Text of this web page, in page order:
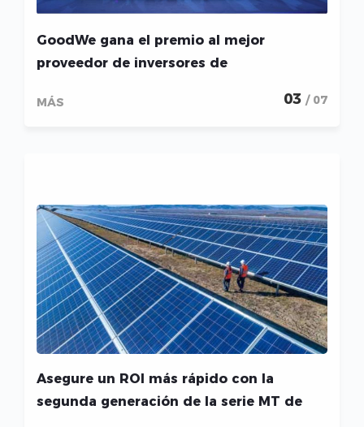
GoodWe gana el premio al mejor
proveedor de inversores de
MÁS 03 / 07
Asegure un ROI más rápido con la
segunda generación de la serie MT de